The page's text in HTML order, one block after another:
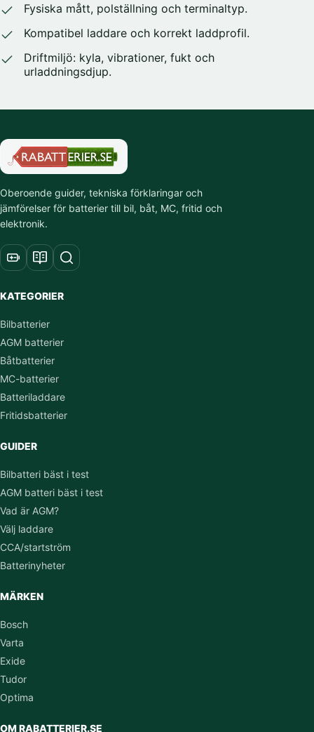
Fysiska mått, polställning och terminaltyp.
Kompatibel laddare och korrekt laddprofil.
Driftmiljö: kyla, vibrationer, fukt och
urladdningsdjup.
Oberoende guider, tekniska förklaringar och
jämförelser för batterier till bil, båt, MC, fritid och
elektronik.
KATEGORIER
Bilbatterier
AGM batterier
Båtbatterier
MC-batterier
Batteriladdare
Fritidsbatterier
GUIDER
Bilbatteri bäst i test
AGM batteri bäst i test
Vad är AGM?
Välj laddare
CCA/startström
Batterinyheter
MÄRKEN
Bosch
Varta
Exide
Tudor
Optima
OM RABATTERIER.SE